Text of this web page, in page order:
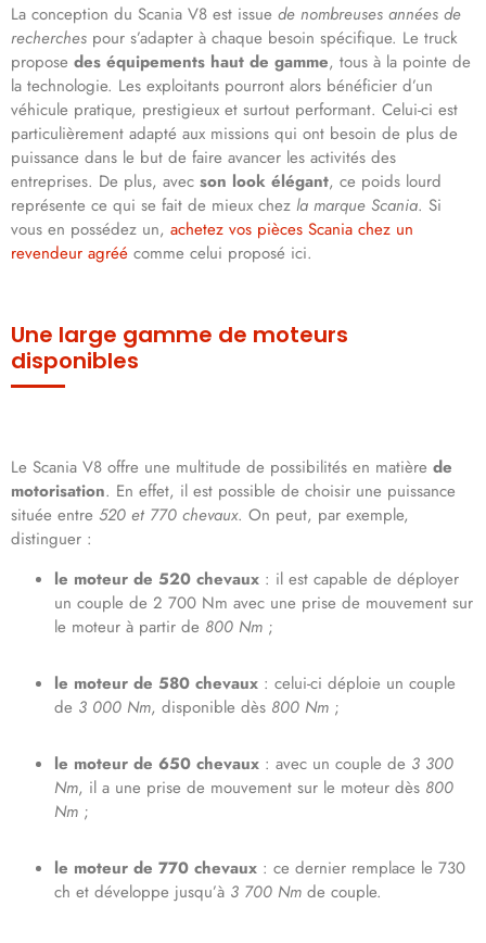
La conception du Scania V8 est issue de nombreuses années de
recherches pour s’adapter à chaque besoin spécifique. Le truck
propose des équipements haut de gamme, tous à la pointe de
la technologie. Les exploitants pourront alors bénéficier d’un
véhicule pratique, prestigieux et surtout performant. Celui-ci est
particulièrement adapté aux missions qui ont besoin de plus de
puissance dans le but de faire avancer les activités des
entreprises. De plus, avec son look élégant, ce poids lourd
représente ce qui se fait de mieux chez la marque Scania. Si
vous en possédez un, achetez vos pièces Scania chez un
revendeur agréé comme celui proposé ici.
Une large gamme de moteurs
disponibles
Le Scania V8 offre une multitude de possibilités en matière de
motorisation. En effet, il est possible de choisir une puissance
située entre 520 et 770 chevaux. On peut, par exemple,
distinguer :
le moteur de 520 chevaux : il est capable de déployer
un couple de 2 700 Nm avec une prise de mouvement sur
le moteur à partir de 800 Nm ;
le moteur de 580 chevaux : celui-ci déploie un couple
de 3 000 Nm, disponible dès 800 Nm ;
le moteur de 650 chevaux : avec un couple de 3 300
Nm, il a une prise de mouvement sur le moteur dès 800
Nm ;
le moteur de 770 chevaux : ce dernier remplace le 730
ch et développe jusqu’à 3 700 Nm de couple.